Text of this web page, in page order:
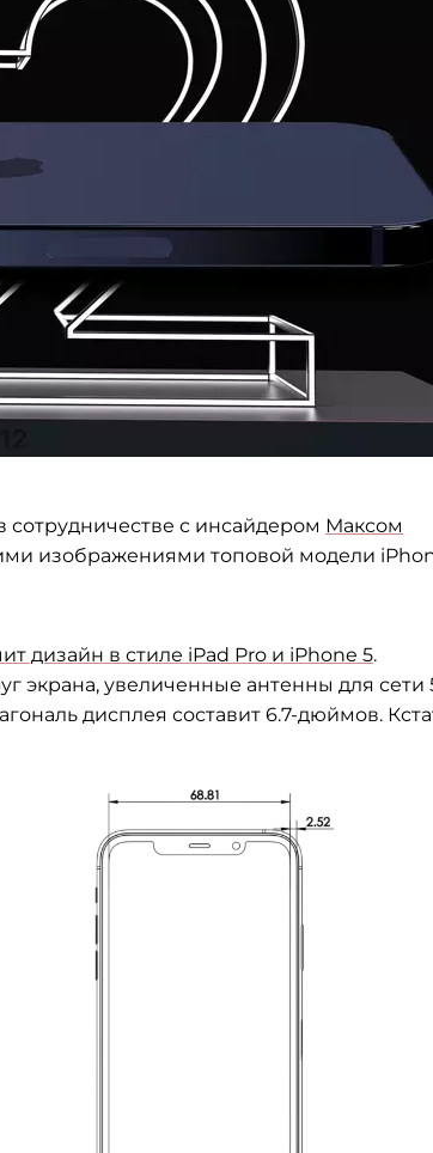
сотрудничестве с инсайдером Максом
изображениями топовой модели
дизайн в стиле iPad Pro и iPhone 5.
экрана, увеличенные антенны для сети
дисплея составит 6.7-дюймов.